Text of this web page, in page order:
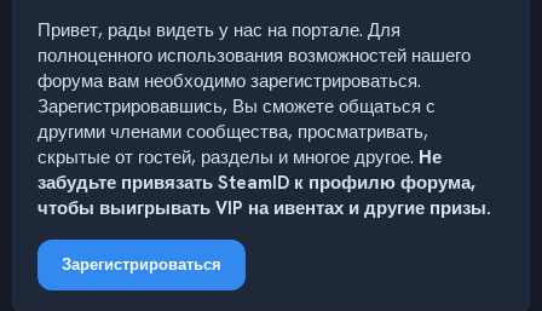
Привет, рады видеть у нас на портале. Для
полноценного использования возможностей нашего
форума вам необходимо зарегистрироваться.
Зарегистрировавшись, Вы сможете общаться с
другими членами сообщества, просматривать,
скрытые от гостей, разделы и многое другое. Не
забудьте привязать SteamID к профилю форума,
чтобы выигрывать VIP на ивентах и другие призы.
Зарегистрироваться